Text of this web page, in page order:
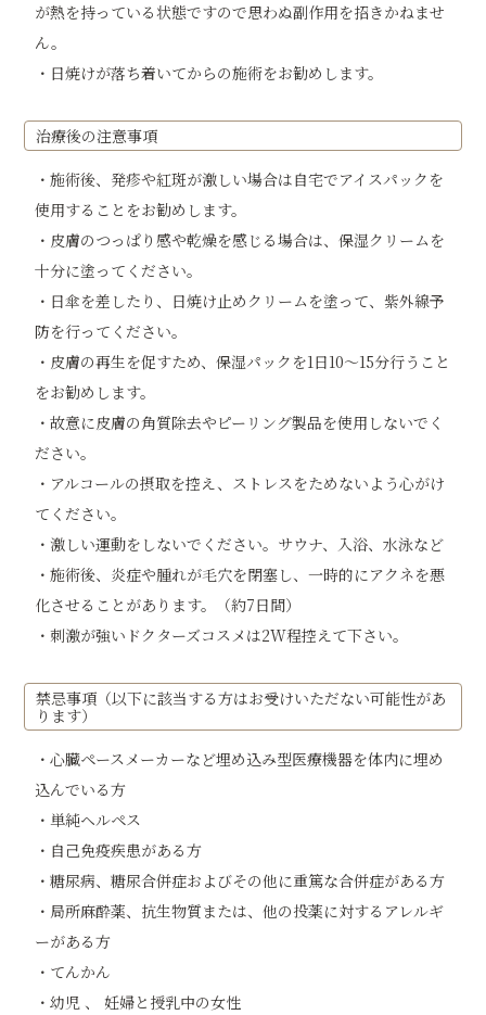
が熱を持っている状態ですので思わぬ副作用を招きかねませ
ん。
・日焼けが落ち着いてからの施術をお勧めします。
治療後の注意事項
・施術後、発疹や紅斑が激しい場合は自宅でアイスパックを
使用することをお勧めします。
・皮膚のつっぱり感や乾燥を感じる場合は、保湿クリームを
十分に塗ってください。
・日傘を差したり、日焼け止めクリームを塗って、紫外線予
防を行ってください。
・皮膚の再生を促すため、保湿パックを1日10～15分行うこと
をお勧めします。
・故意に皮膚の角質除去やピーリング製品を使用しないでく
ださい。
・アルコールの摂取を控え、ストレスをためないよう心がけ
てください。
・激しい運動をしないでください。サウナ、入浴、水泳など
・施術後、炎症や腫れが毛穴を閉塞し、一時的にアクネを悪
化させることがあります。（約7日間）
・刺激が強いドクターズコスメは2W程控えて下さい。
禁忌事項（以下に該当する方はお受けいただない可能性があ
ります）
・心臓ペースメーカーなど埋め込み型医療機器を体内に埋め
込んでいる方
・単純ヘルペス
・自己免疫疾患がある方
・糖尿病、糖尿合併症およびその他に重篤な合併症がある方
・局所麻酔薬、抗生物質または、他の投薬に対するアレルギ
ーがある方
・てんかん
・幼児 、 妊婦と授乳中の女性